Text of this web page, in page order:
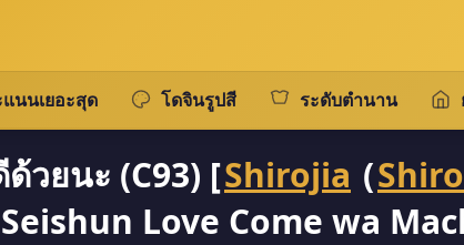
นนเยอะสุด โดจินรูปสี ระดับตำนาน
วยนะ (C93) [Shirojia (
Love Come wa